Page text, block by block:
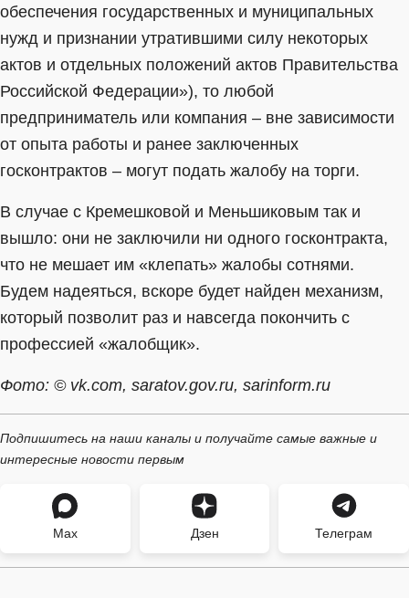
обеспечения государственных и муниципальных
нужд и признании утратившими силу некоторых
актов и отдельных положений актов Правительства
Российской Федерации»), то любой
предприниматель или компания – вне зависимости
от опыта работы и ранее заключенных
госконтрактов – могут подать жалобу на торги.
В случае с Кремешковой и Меньшиковым так и
вышло: они не заключили ни одного госконтракта,
что не мешает им «клепать» жалобы сотнями.
Будем надеяться, вскоре будет найден механизм,
который позволит раз и навсегда покончить с
профессией «жалобщик».
Фото: © vk.com, saratov.gov.ru, sarinform.ru
Подпишитесь на наши каналы и получайте самые важные и
интересные новости первым
Max Дзен Телеграм